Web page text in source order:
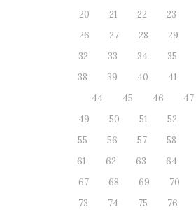
20
21 22 23
26
27 28 29
32
33 34 35
38
39 40 41
44
45 46 47
49
50 51 52
55
56 57 58
61
62 63 64
67
68 69 70
73
74 75 76